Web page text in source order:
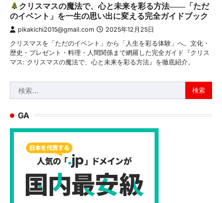
クリスマスの魔法で、心と未来を彩る方法――「ただ
のイベント」を一生の思い出に変える完全ガイドブック
pikakichi2015@gmail.com 2025年12月25日
クリスマスを「ただのイベント」から「人生を彩る体験」へ。文化・
歴史・プレゼント・料理・人間関係まで網羅した完全ガイド『クリス
マス: クリスマスの魔法で、心と未来を彩る方法』を徹底紹介。
索:
GA